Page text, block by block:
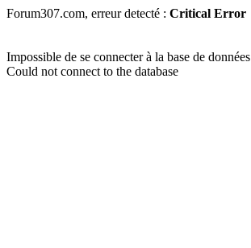
Forum307.com, erreur detecté : Critical Error
Impossible de se connecter à la base de données
Could not connect to the database